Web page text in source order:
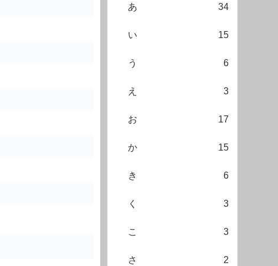
あ 34
い 15
う 6
え 3
お 17
か 15
き 6
く 3
こ 3
さ 2